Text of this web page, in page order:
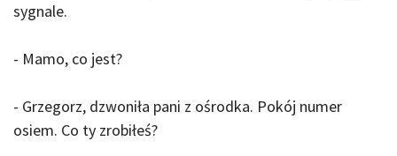
sygnale.
- Mamo, co jest?
- Grzegorz, dzwoniła pani z ośrodka. Pokój numer
osiem. Co ty zrobiłeś?